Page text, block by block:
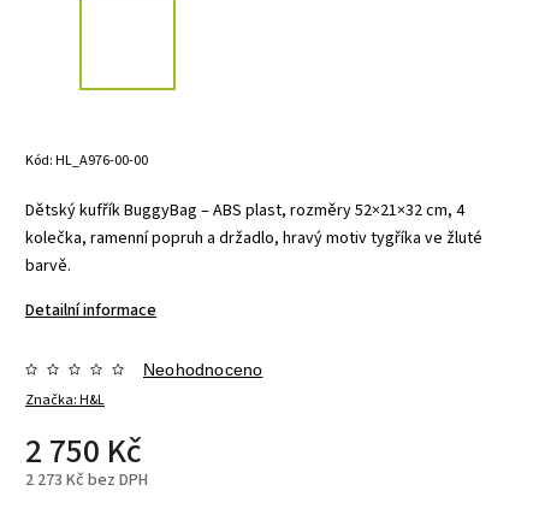
Kód:HL_A976-00-00
Dětský kufřík BuggyBag – ABS plast, rozměry 52×21×32 cm, 4
kolečka, ramenní popruh a držadlo, hravý motiv tygříka ve žluté
barvě.
Detailní informace
Značka:H&L
Neohodnoceno
2 750 Kč
2 273 Kč bez DPH